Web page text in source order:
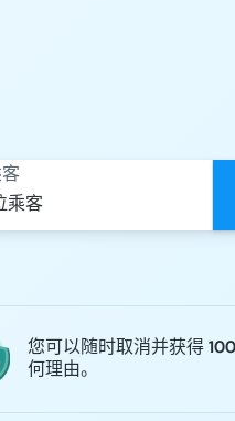
客
您可以随时取消并获得
何理由。